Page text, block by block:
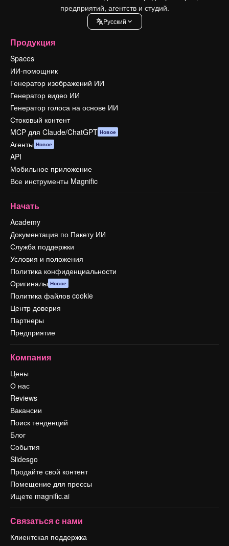
предприятий, агентств и студий.
Pусский
Продукция
Spaces
ИИ-помощник
Генератор изображений ИИ
Генератор видео ИИ
Генератор голоса на основе ИИ
Стоковый контент
MCP для Claude/ChatGPT Новое
Агенты Новое
API
Мобильное приложение
Все инструменты Magnific
Начать
Academy
Документация по Пакету ИИ
Служба поддержки
Условия и положения
Политика конфиденциальности
Оригиналы Новое
Политика файлов cookie
Центр доверия
Партнеры
Предприятие
Компания
Цены
О нас
Reviews
Вакансии
Поиск тенденций
Блог
События
Slidesgo
Продайте свой контент
Помещение для прессы
Ищете magnific.ai
Связаться с нами
Клиентская поддержка